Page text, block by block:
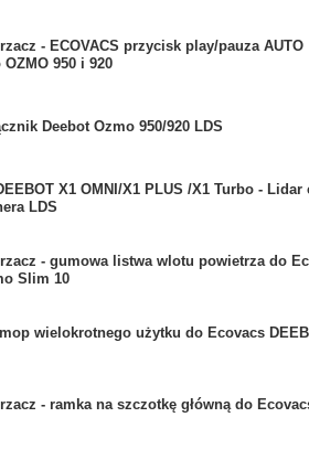
- ECOVACS przycisk play/pauza AUTO
OZMO 950 i 920
Deebot Ozmo 950/920 LDS
X1 OMNI/X1 PLUS /X1 Turbo - Lidar
LDS
- gumowa listwa wlotu powietrza do
Slim 10
wielokrotnego użytku do Ecovacs
- ramka na szczotkę główną do